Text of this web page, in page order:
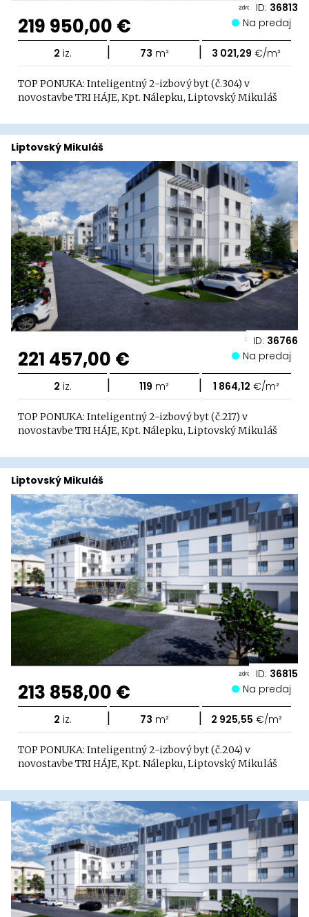
ID: 36813
219 950,00 € Na predaj
2 iz. | 73 m² | 3 021,29 €/m²
TOP PONUKA: Inteligentný 2-izbový byt (č.304) v
novostavbe TRI HÁJE, Kpt. Nálepku, Liptovský Mikuláš
ID: 36766
Liptovský Mikuláš
221 457,00 € Na predaj
2 iz. | 119 m² | 1 864,12 €/m²
TOP PONUKA: Inteligentný 2-izbový byt (č.217) v
novostavbe TRI HÁJE, Kpt. Nálepku, Liptovský Mikuláš
ID: 36815
Liptovský Mikuláš
213 858,00 € Na predaj
2 iz. | 73 m² | 2 925,55 €/m²
TOP PONUKA: Inteligentný 2-izbový byt (č.204) v
novostavbe TRI HÁJE, Kpt. Nálepku, Liptovský Mikuláš